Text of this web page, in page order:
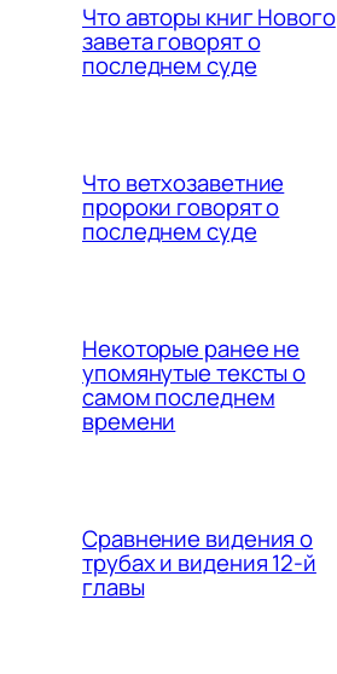
Что авторы книг Нового
завета говорят о
последнем суде
Что ветхозаветние
пророки говорят о
последнем суде
Некоторые ранее не
упомянутые тексты о
самом последнем
времени
Сравнение видения о
трубах и видения 12-й
главы